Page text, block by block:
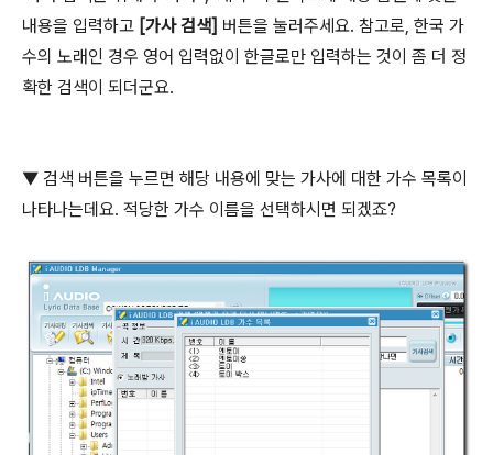
내용을 입력하고 [가사 검색] 버튼을 눌러주세요. 참고로, 한국 가
수의 노래인 경우 영어 입력없이 한글로만 입력하는 것이 좀 더 정
확한 검색이 되더군요.
▼ 검색 버튼을 누르면 해당 내용에 맞는 가사에 대한 가수 목록이
나타나는데요. 적당한 가수 이름을 선택하시면 되겠죠?